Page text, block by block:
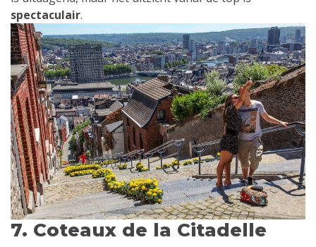
spectaculair.
7. Coteaux de la Citadelle